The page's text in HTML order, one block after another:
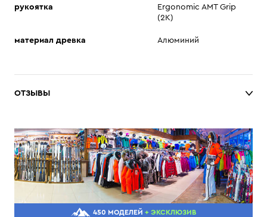
рукоятка
Ergonomic AMT Grip
(2K)
материал древка Алюминий
ОТЗЫВЫ
450 МОДЕЛЕЙ + ЭКСКЛЮЗИВ